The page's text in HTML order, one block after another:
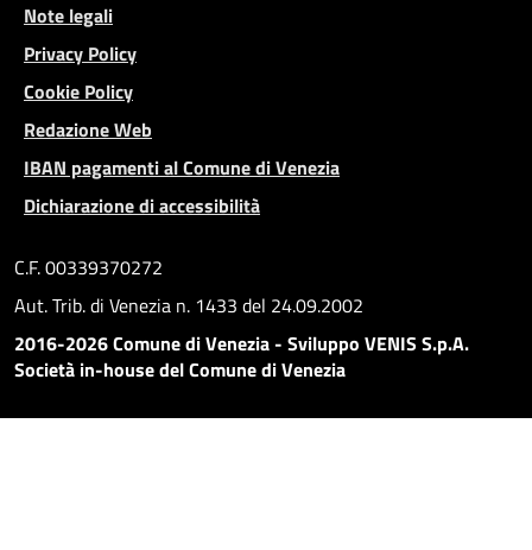
Note legali
Privacy Policy
Cookie Policy
Redazione Web
IBAN pagamenti al Comune di Venezia
Dichiarazione di accessibilità
C.F. 00339370272
Aut. Trib. di Venezia n. 1433 del 24.09.2002
2016-2026 Comune di Venezia - Sviluppo VENIS S.p.A.
Società in-house del Comune di Venezia